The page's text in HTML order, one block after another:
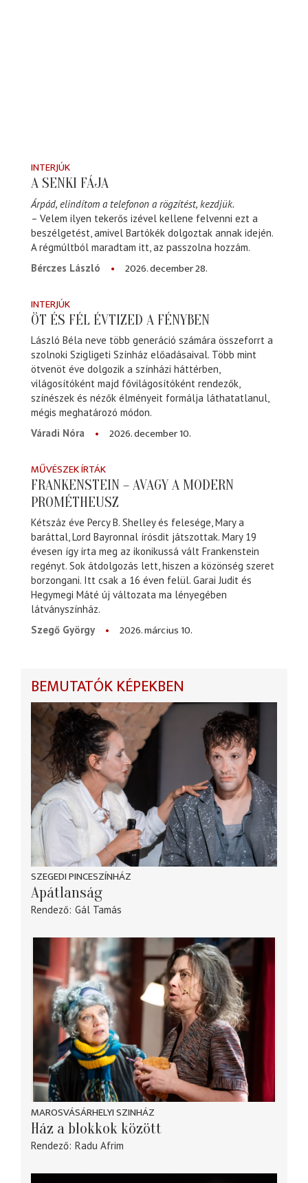
INTERJÚK
A SENKI FÁJA
Árpád, elindítom a telefonon a rögzítést, kezdjük.
– Velem ilyen tekerős izével kellene felvenni ezt a
beszélgetést, amivel Bartókék dolgoztak annak idején.
A régmúltból maradtam itt, az passzolna hozzám.
Bérczes László
2026. december 28.
INTERJÚK
ÖT ÉS FÉL ÉVTIZED A FÉNYBEN
László Béla neve több generáció számára összeforrt a
szolnoki Szigligeti Színház előadásaival. Több mint
ötvenöt éve dolgozik a színházi háttérben,
világosítóként majd fővilágosítóként rendezők,
színészek és nézők élményeit formálja láthatatlanul,
mégis meghatározó módon.
Váradi Nóra
2026. december 10.
MŰVÉSZEK ÍRTÁK
FRANKENSTEIN – AVAGY A MODERN
PROMÉTHEUSZ
Kétszáz éve Percy B. Shelley és felesége, Mary a
baráttal, Lord Bayronnal írósdit játszottak. Mary 19
évesen így írta meg az ikonikussá vált Frankenstein
regényt. Sok átdolgozás lett, hiszen a közönség szeret
borzongani. Itt csak a 16 éven felül. Garai Judit és
Hegymegi Máté új változata ma lényegében
látványszínház.
Szegő György
2026. március 10.
BEMUTATÓK KÉPEKBEN
SZEGEDI PINCESZÍNHÁZ
Apátlanság
Rendező Gál Tamás
MAROSVÁSÁRHELYI SZINHÁZ
Ház a blokkok között
Rendező Radu Afrim